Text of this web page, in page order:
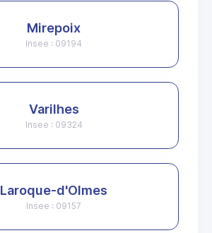
Mirepoix
Insee : 09194
Varilhes
Insee : 09324
Laroque-d'Olmes
Insee : 09157